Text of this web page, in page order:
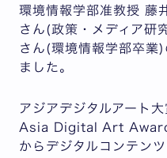
環境情報学部准教授 藤
さん(政策・メディア研
さん(環境情報学部卒業
ました。
アジアデジタルアート
Asia Digital Art
からデジタルコンテン